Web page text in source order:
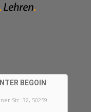
BEGOIN
Str. 32, 50259